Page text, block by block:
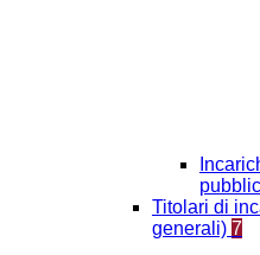
Titolari di
generali) 7